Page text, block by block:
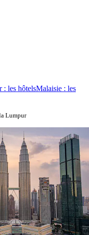
: les hôtelsMalaisie : les
Lumpur